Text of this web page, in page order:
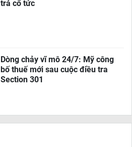
trả cổ tức
Dòng chảy vĩ mô 24/7: Mỹ công
bố thuế mới sau cuộc điều tra
Section 301